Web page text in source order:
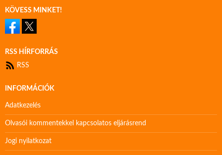
KÖVESS MINKET!
RSS HÍRFORRÁS
RSS
INFORMÁCIÓK
Adatkezelés
Olvasói kommentekkel kapcsolatos eljárásrend
Jogi nyilatkozat